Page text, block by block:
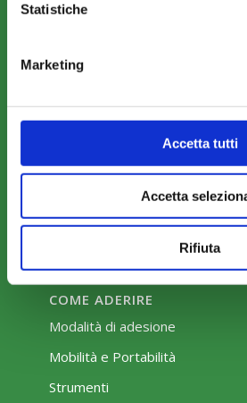
Statistiche
Marketing
Accetta tutti
Accetta
Rifiuta
Perché scegliere FonARCom
Amministrazione trasparente
COME ADERIRE
Modalità di adesione
Mobilità e Portabilità
Strumenti